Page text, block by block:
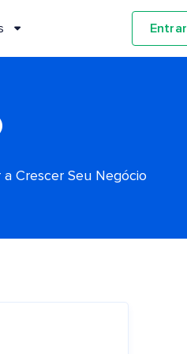
Entrar
a Crescer Seu Negócio